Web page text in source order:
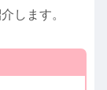
します。